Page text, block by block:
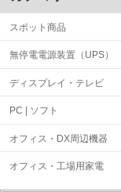
スポット商品
無停電電源装置（UPS）
ディスプレイ・テレビ
PC | ソフト
オフィス・DX周辺機器
オフィス・工場用家電